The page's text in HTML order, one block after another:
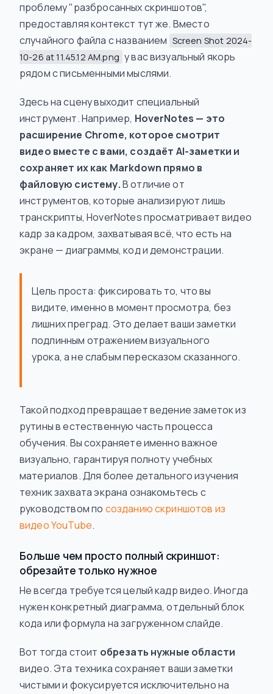
проблему "разбросанных скриншотов",
предоставляя контекст тут же. Вместо
случайного файла с названием Screen Shot 2024-
10-26 at 11.45.12 AM.png у вас визуальный якорь
рядом с письменными мыслями.
Здесь на сцену выходит специальный
инструмент. Например, HoverNotes — это
расширение Chrome, которое смотрит
видео вместе с вами, создаёт AI-заметки и
сохраняет их как Markdown прямо в
файловую систему.В отличие от
инструментов, которые анализируют лишь
транскрипты, HoverNotes просматривает видео
кадр за кадром, захватывая всё, что есть на
экране — диаграммы, код и демонстрации.
Цель проста: фиксировать то, что вы
видите, именно в момент просмотра, без
лишних преград. Это делает ваши заметки
подлинным отражением визуального
урока, а не слабым пересказом сказанного.
Такой подход превращает ведение заметок из
рутины в естественную часть процесса
обучения. Вы сохраняете именно важное
визуально, гарантируя полноту учебных
материалов. Для более детального изучения
техник захвата экрана ознакомьтесь с
руководством по созданию скриншотов из
видео YouTube.
Больше чем просто полный скриншот:
обрезайте только нужное
Не всегда требуется целый кадр видео. Иногда
нужен конкретный диаграмма, отдельный блок
кода или формула на загруженном слайде.
Вот тогда стоит обрезать нужные области
видео. Эта техника сохраняет ваши заметки
чистыми и фокусируется исключительно на